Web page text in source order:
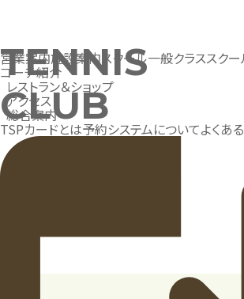
営業案内施設案内 スクール一般クラススク
コーチ紹介
レストラン＆ショップ
アクセス
総合案内
TSPカードとは予約システムについてよくあ
TENNIS
CLUB
50年以上の伝統を誇る